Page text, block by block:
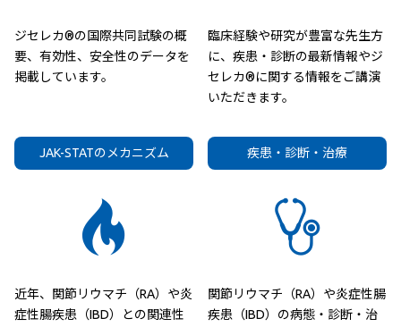
ジセレカ®の国際共同試験の概
要、有効性、安全性のデータを
掲載しています。
臨床経験や研究が豊富な先生方
に、疾患・診断の最新情報やジ
セレカ®に関する情報をご講演
いただきます。
JAK-STATのメカニズム
近年、関節リウマチ（RA）や炎
症性腸疾患（IBD）との関連性
疾患・診断・治療
関節リウマチ（RA）や炎症性腸
疾患（IBD）の病態・診断・治